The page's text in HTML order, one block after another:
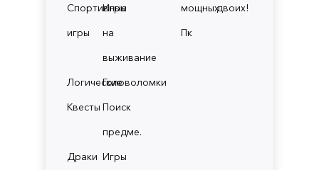
Спортивные
игры
Игры
на
выживание
ЛогическиеГоловоломки
Квесты Поиск
предме.
Драки Игры
мощных
Пк
двоих!